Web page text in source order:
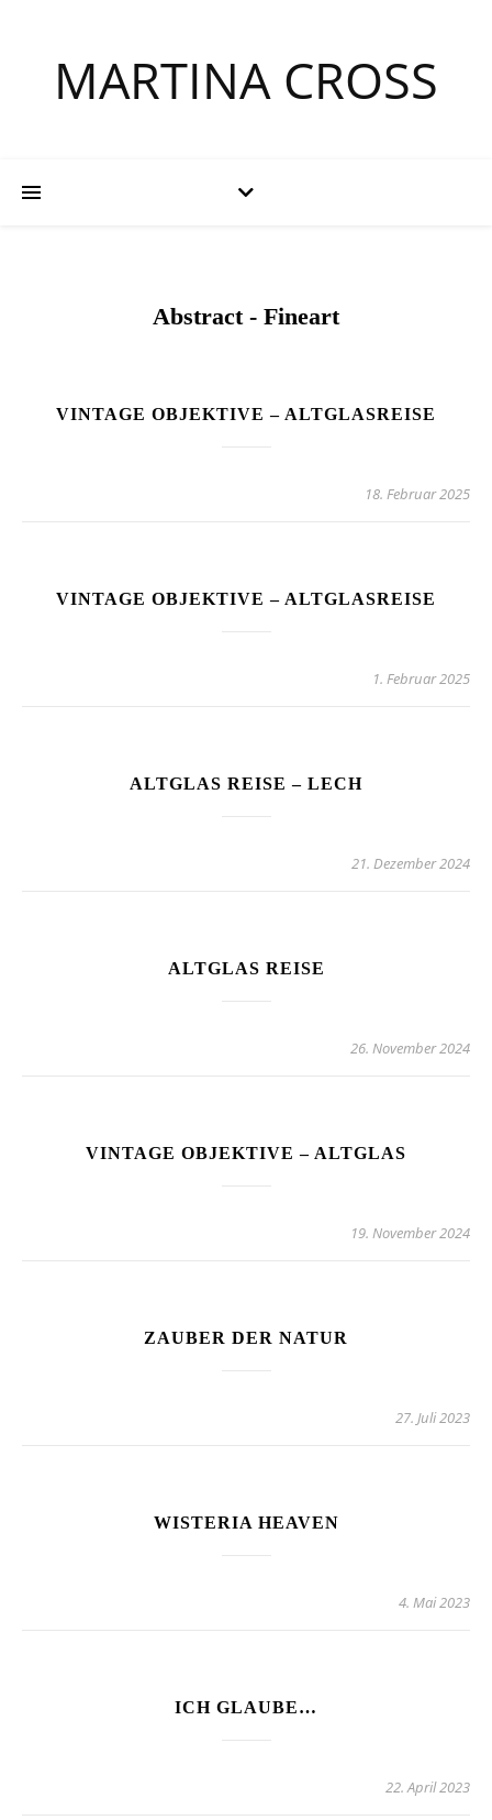
MARTINA CROSS
Abstract - Fineart
VINTAGE OBJEKTIVE – ALTGLASREISE
18. Februar 2025
VINTAGE OBJEKTIVE – ALTGLASREISE
1. Februar 2025
ALTGLAS REISE – LECH
21. Dezember 2024
ALTGLAS REISE
26. November 2024
VINTAGE OBJEKTIVE – ALTGLAS
19. November 2024
ZAUBER DER NATUR
27. Juli 2023
WISTERIA HEAVEN
4. Mai 2023
ICH GLAUBE…
22. April 2023